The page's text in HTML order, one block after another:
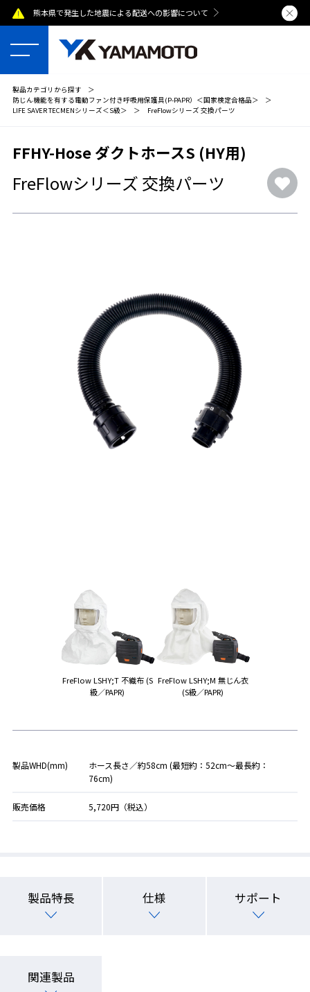
熊本県で発生した地震による配送への影響について 夏季休業
製品カテゴリから探す
＞
防じん機能を有する電動ファン付き呼吸用保護具(P-PAPR）＜国家検定合格品＞
＞
LIFE SAVER TECMENシリーズ＜S級＞
＞ FreFlowシリーズ 交換パーツ
FFHY-Hose ダクトホースS (HY用)
FreFlowシリーズ 交換パーツ
FreFlow LSHY;T 不織布 (S
級／PAPR)
FreFlow LSHY;M 無じん衣
(S級／PAPR)
製品WHD(mm)
ホース長さ／約58cm (最短約：52cm～最長約：
76cm)
販売価格 5,720円（税込）
製品特長 仕様 サポート
関連製品